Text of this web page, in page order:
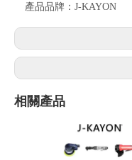
產品品牌： J-KAYON
相關產品